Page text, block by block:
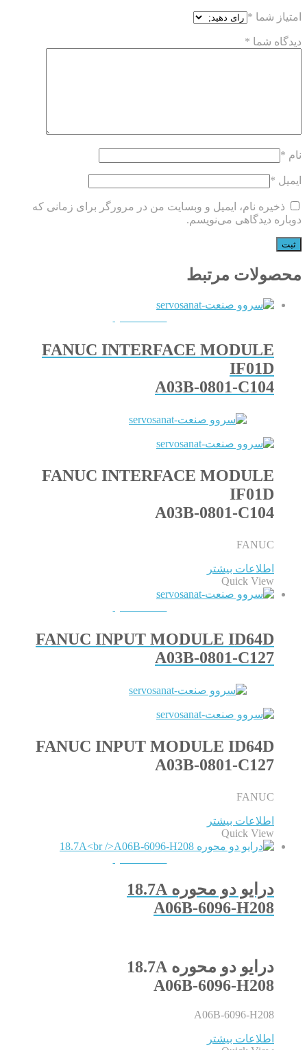
امتیاز شما *
دیدگاه شما *
نام *
ایمیل *
ذخیره نام، ایمیل و وبسایت من در مرورگر برای زمانی که
دوباره دیدگاهی می‌نویسم.
محصولات مرتبط
FANUC INTERFACE MODULE
IF01D
A03B-0801-C104
FANUC INTERFACE MODULE
IF01D
A03B-0801-C104
FANUC
اطلاعات بیشتر
Quick View
FANUC INPUT MODULE ID64D
A03B-0801-C127
FANUC INPUT MODULE ID64D
A03B-0801-C127
FANUC
اطلاعات بیشتر
Quick View
درایو دو محوره 18.7A
A06B-6096-H208
درایو دو محوره 18.7A
A06B-6096-H208
A06B-6096-H208
اطلاعات بیشتر